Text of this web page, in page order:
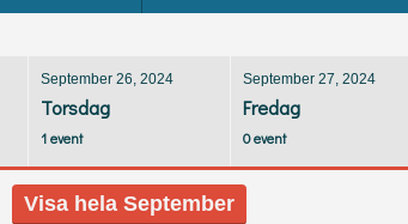
September 26, 2024
Torsdag
1 event
September 27, 2024
Fredag
0 event
Visa hela September